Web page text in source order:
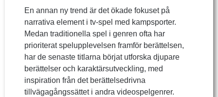
En annan ny trend är det ökade fokuset på
narrativa element i tv-spel med kampsporter.
Medan traditionella spel i genren ofta har
prioriterat spelupplevelsen framför berättelsen,
har de senaste titlarna börjat utforska djupare
berättelser och karaktärsutveckling, med
inspiration från det berättelsedrivna
tillvägagångssättet i andra videospelgenrer.